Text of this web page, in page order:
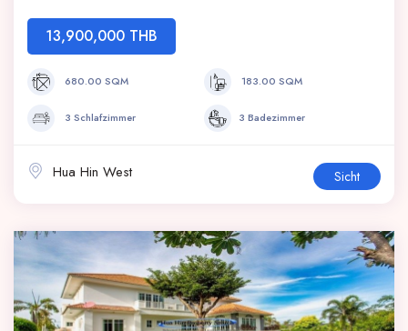
13,900,000 THB
680.00 SQM 183.00 SQM
3 Schlafzimmer 3 Badezimmer
Hua Hin West Sicht